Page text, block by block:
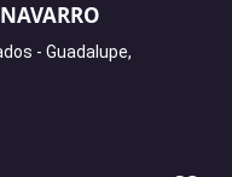
- Guadalupe,